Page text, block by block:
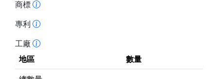
商標
專利
工廠
地區
數量